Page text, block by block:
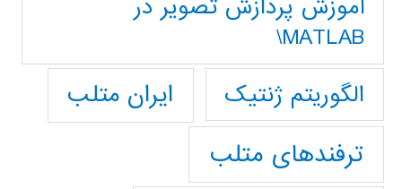
آموزش پردازش تصوير در
MATLAB\
الگوریتم ژنتیک
ایران متلب
ترفندهای متلب